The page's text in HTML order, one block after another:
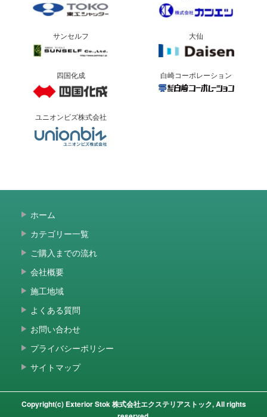
サンセルフ 大仙
四国化成 白崎コーポレーション
ユニオンビズ株式会社
ホーム
カテゴリー一覧
ご購入までの流れ
会社概要
施工地域
よくある質問
お問い合わせ
プライバシーポリシー
サイトマップ
Copyright(c) Exterior Stok 株式会社エクステリアストック, All rights